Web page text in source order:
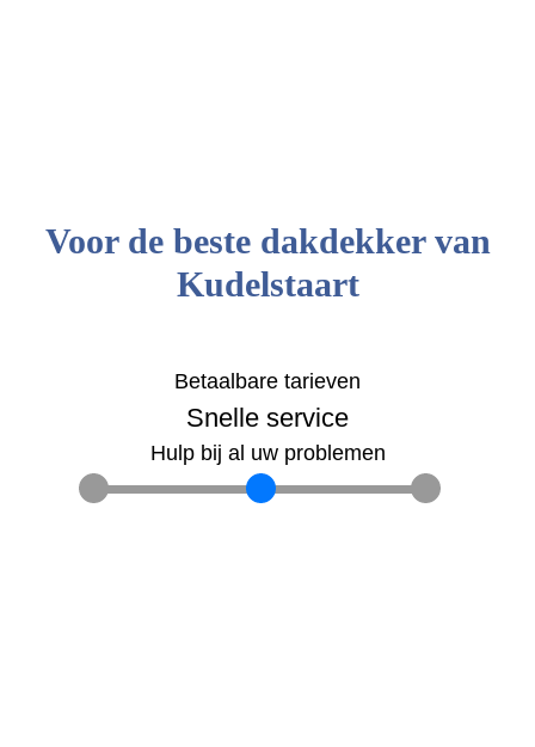
Voor de beste dakdekker van
Kudelstaart
Betaalbare tarieven
Snelle service
Hulp bij al uw problemen